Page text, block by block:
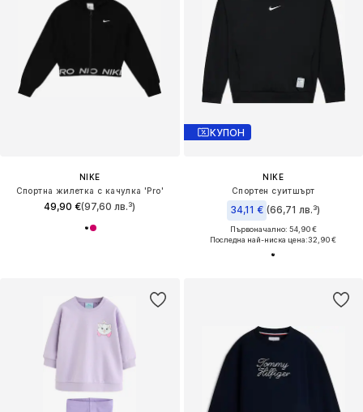
NIKE
Спортна жилетка с качулка 'Pro'
49,90 €(97,60 лв.³)
КУПОН
NIKE
Спортен суитшърт
34,11 € (66,71 лв.³)
Първоначално: 54,90 €
Последна най-ниска цена:32,90 €